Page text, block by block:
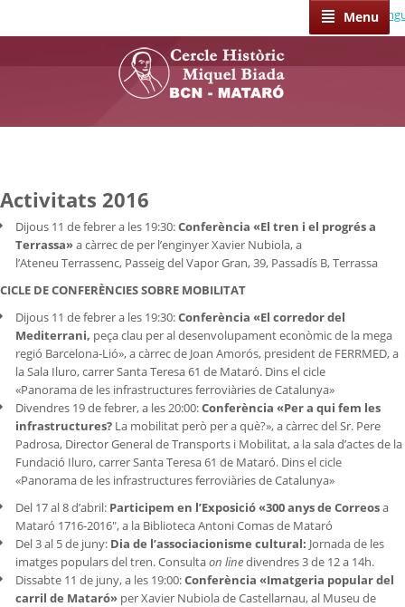
Menu
Select
Activitats 2016
Dijous 11 de febrer a les 19:30:Conferència «El tren i el progrés a
Terrassa»a càrrec de per l’enginyer Xavier Nubiola, a
l’Ateneu Terrassenc, Passeig del Vapor Gran, 39, Passadís B, Terrassa
CICLE DE CONFERÈNCIES SOBRE MOBILITAT
Dijous 11 de febrer a les 19:30:Conferència «El corredor del
Mediterrani, peça clau per al desenvolupament econòmic de la mega
regió Barcelona-Lió», a càrrec de Joan Amorós, president de FERRMED, a
la Sala Iluro, carrer Santa Teresa 61 de Mataró. Dins el cicle
«Panorama de les infrastructures ferroviàries de Catalunya»
Divendres 19 de febrer, a les 20:00:Conferència «Per a qui fem les
infrastructures? La mobilitat però per a què?», a càrrec del Sr. Pere
Padrosa, Director General de Transports i Mobilitat, a la sala d’actes de la
Fundació Iluro, carrer Santa Teresa 61 de Mataró. Dins el cicle
«Panorama de les infrastructures ferroviàries de Catalunya»
Del 17 al 8 d’abril: Participem en l’Exposició «300 anys de Correosa
Mataró 1716-2016″, a la Biblioteca Antoni Comas de Mataró
Del 3 al 5 de juny: Dia de l’associacionisme cultural: Jornada de les
imatges populars del tren. Consultaon linedivendres 3 de 12 a 14h.
Dissabte 11 de juny, a les 19:00:Conferència «Imatgeria popular del
carril de Mataró» per Xavier Nubiola de Castellarnau, al Museu de